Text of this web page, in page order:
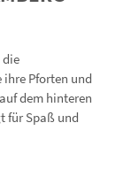
die
ihre Pforten und
dem hinteren
für Spaß und